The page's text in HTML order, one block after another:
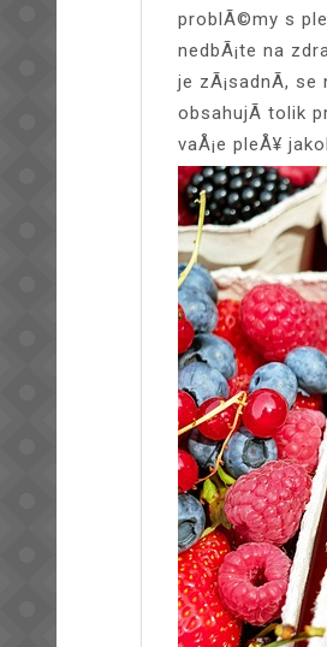
problÃ©my s
nedbÃ¡te na
je zÃ¡sadnÃ­,
obsahujÃ­ tolik
vaÅ¡e pleÅ¥